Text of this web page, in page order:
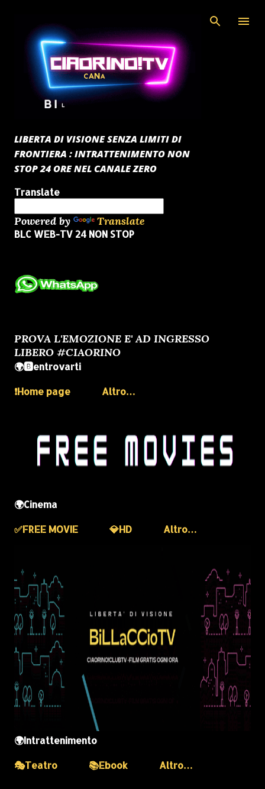
LIBERTA DI VISIONE SENZA LIMITI DI
FRONTIERA : INTRATTENIMENTO NON
STOP 24 ORE NEL CANALE ZERO
Translate
Powered by Translate
BLC WEB-TV 24 NON STOP
PROVA L'EMOZIONE E' AD INGRESSO
LIBERO #CIAORINO
🌍🅱️entrovarti
❗️Home page
Altro…
🌍Cinema
✅️FREE MOVIE
💎HD Altro…
🌍Intrattenimento
🎭Teatro
📚Ebook Altro…